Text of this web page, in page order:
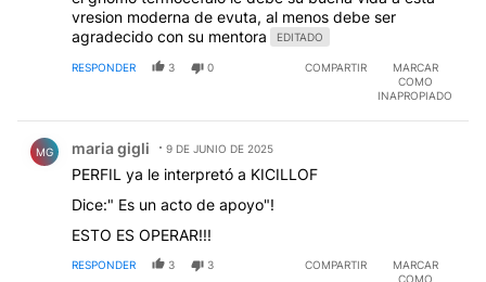
vresion moderna de evuta, al menos debe ser
agradecido con su mentora
EDITADO
RESPONDER 3 0 COMPARTIR
MARCAR
COMO
INAPROPIADO
MG maria gigli 9 DE JUNIO DE 2025
PERFIL ya le interpretó a KICILLOF
Dice:" Es un acto de apoyo"!
ESTO ES OPERAR!!!
RESPONDER 3 3 COMPARTIR
MARCAR
COMO